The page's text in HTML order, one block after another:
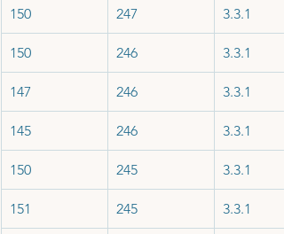
150 247 3.3.1
150 246 3.3.1
147 246 3.3.1
145 246 3.3.1
150 245 3.3.1
151 245 3.3.1